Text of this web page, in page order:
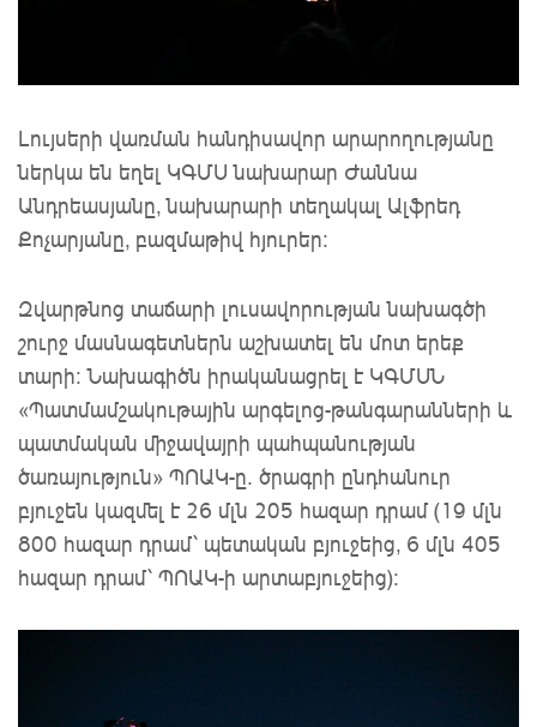
Լույսերի վառման հանդիսավոր արարողությանը
ներկա են եղել ԿԳՄՍ նախարար Ժաննա
Անդրեասյանը, նախարարի տեղակալ Ալֆրեդ
Քոչարյանը, բազմաթիվ հյուրեր։
Զվարթնոց տաճարի լուսավորության նախագծի
շուրջ մասնագետներն աշխատել են մոտ երեք
տարի: Նախագիծն իրականացրել է ԿԳՄՍՆ
«Պատմամշակութային արգելոց-թանգարանների և
պատմական միջավայրի պահպանության
ծառայություն» ՊՈԱԿ-ը․ ծրագրի ընդհանուր
բյուջեն կազմել է 26 մլն 205 հազար դրամ (19 մլն
800 հազար դրամ՝ պետական բյուջեից, 6 մլն 405
հազար դրամ՝ ՊՈԱԿ-ի արտաբյուջեից)։